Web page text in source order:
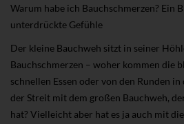
Warum habe ich Bauchschmerzen? Ein
unterdrückte Gefühle
Der kleine Bauchweh sitzt in seiner
Bauchschmerzen – woher kommen die
schnellen Essen oder von den Runden
der Streit mit dem großen Bauchweh,
hat? Vielleicht aber hat es ja auch mit